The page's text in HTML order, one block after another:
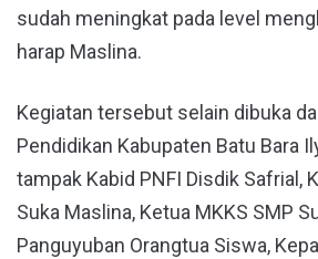
sudah meningkat pada level
harap Maslina.
Kegiatan tersebut selain dibuka
Pendidikan Kabupaten Batu Bara
tampak Kabid PNFI Disdik Safrial,
Suka Maslina, Ketua MKKS SMP
Panguyuban Orangtua Siswa,